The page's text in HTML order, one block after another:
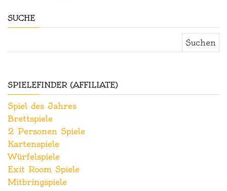
SUCHE
SPIELEFINDER (AFFILIATE)
Spiel des Jahres
Brettspiele
2 Personen Spiele
Kartenspiele
Würfelspiele
Exit Room Spiele
Mitbringspiele